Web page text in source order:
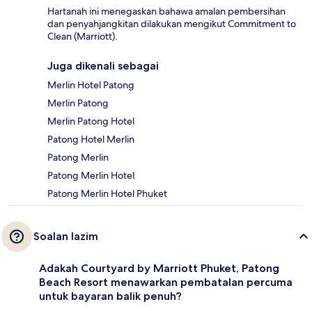
Hartanah ini menegaskan bahawa amalan pembersihan
dan penyahjangkitan dilakukan mengikut Commitment to
Clean (Marriott).
Juga dikenali sebagai
Merlin Hotel Patong
Merlin Patong
Merlin Patong Hotel
Patong Hotel Merlin
Patong Merlin
Patong Merlin Hotel
Patong Merlin Hotel Phuket
Soalan lazim
Adakah Courtyard by Marriott Phuket, Patong
Beach Resort menawarkan pembatalan percuma
untuk bayaran balik penuh?